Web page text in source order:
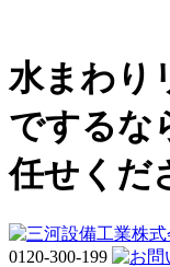
水まわり
でするな
任せくだ
0120-300-199